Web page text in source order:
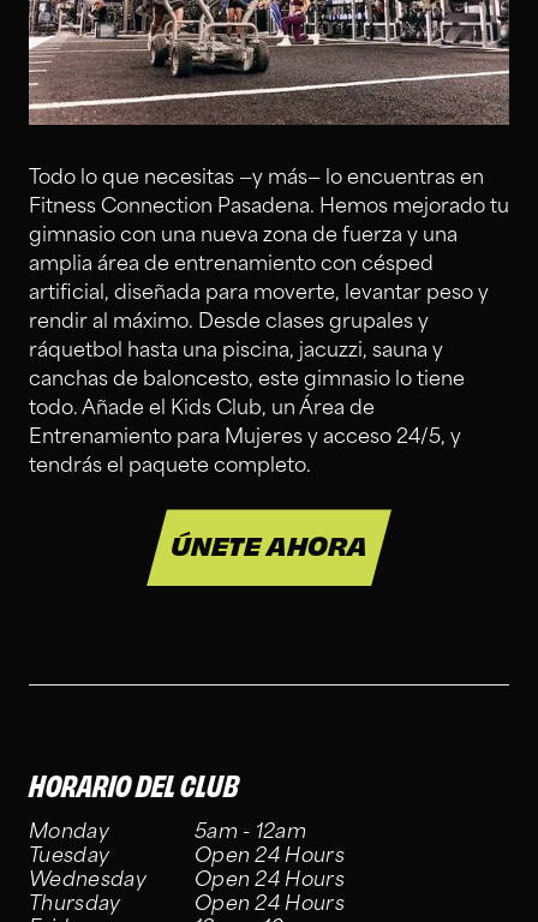
Todo lo que necesitas —y más— lo encuentras en
Fitness Connection Pasadena. Hemos mejorado tu
gimnasio con una nueva zona de fuerza y una
amplia área de entrenamiento con césped
artificial, diseñada para moverte, levantar peso y
rendir al máximo. Desde clases grupales y
ráquetbol hasta una piscina, jacuzzi, sauna y
canchas de baloncesto, este gimnasio lo tiene
todo. Añade el Kids Club, un Área de
Entrenamiento para Mujeres y acceso 24/5, y
tendrás el paquete completo.
ÚNETE AHORA
HORARIO DEL CLUB
Monday
Tuesday
Wednesday
Thursday
5am - 12am
Open 24 Hours
Open 24 Hours
Open 24 Hours